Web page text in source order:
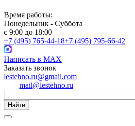
Время работы:
Понедельник - Суббота
с 9:00 до 18:00
+7 (495) 765-44-18+7 (495) 795-66-42
Написать в MAX
Заказать звонок
lestehno.ru@gmail.com
mail@lestehno.ru
Найти